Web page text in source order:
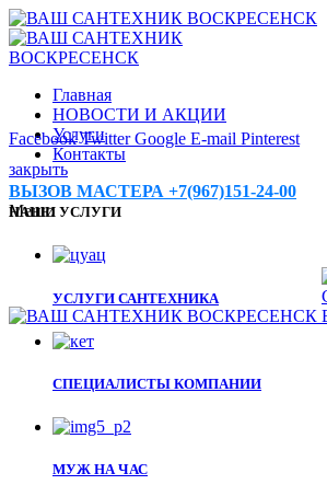
Главная
НОВОСТИ И АКЦИИ
Услуги
Контакты
ВЫЗОВ МАСТЕРА +7(967)151-24-00
Меню
Facebook Twitter Google E-mail Pinterest
закрыть
НАШИ УСЛУГИ
УСЛУГИ САНТЕХНИКА
СПЕЦИАЛИСТЫ КОМПАНИИ
МУЖ НА ЧАС